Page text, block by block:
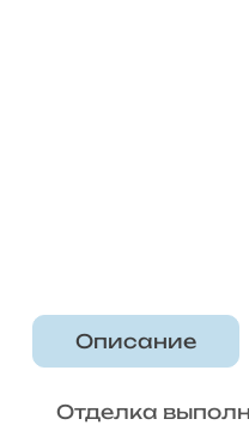
Описание
Отделка